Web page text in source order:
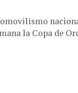
la Copa de